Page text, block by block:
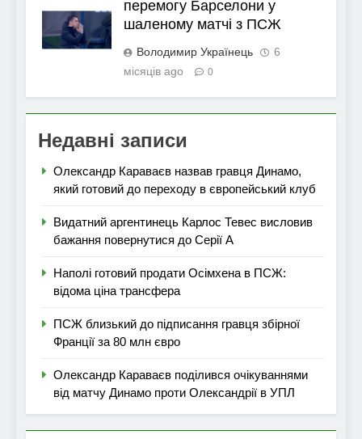
перемогу Барселони у
шаленому матчі з ПСЖ
Володимир Українець
6
місяців ago
0
Недавні записи
Олександр Караваєв назвав гравця Динамо,
який готовий до переходу в європейський клуб
Видатний аргентинець Карлос Тевес висловив
бажання повернутися до Серії А
Наполі готовий продати Осімхена в ПСЖ:
відома ціна трансфера
ПСЖ близький до підписання гравця збірної
Франції за 80 млн євро
Олександр Караваєв поділився очікуваннями
від матчу Динамо проти Олександрії в УПЛ